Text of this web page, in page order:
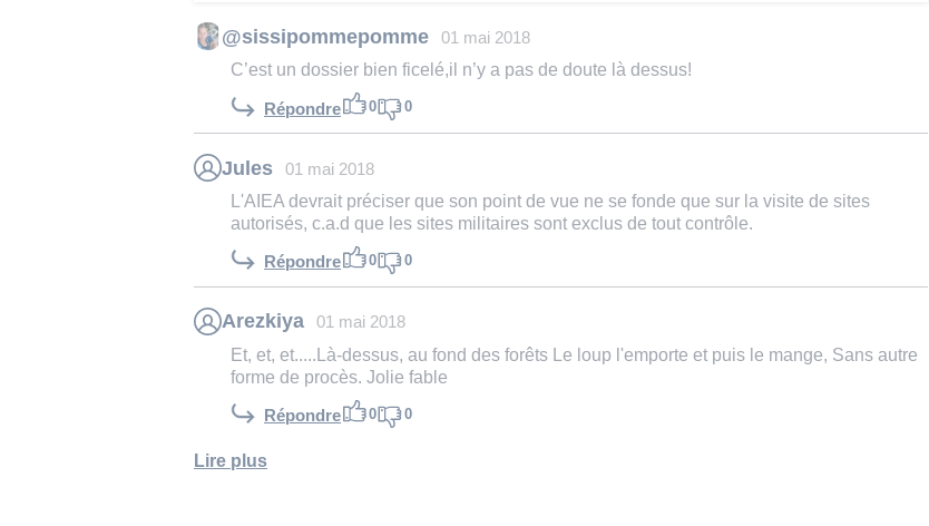
@sissipommepomme 01 mai 2018
C’est un dossier bien ficelé,il n’y a pas de doute là dessus!
Répondre 0 0
Jules 01 mai 2018
L'AIEA devrait préciser que son point de vue ne se fonde que sur la visite de sites
autorisés, c.a.d que les sites militaires sont exclus de tout contrôle.
Répondre 0 0
Arezkiya 01 mai 2018
Et, et, et.....Là-dessus, au fond des forêts Le loup l'emporte et puis le mange, Sans autre
forme de procès. Jolie fable
Répondre 0 0
Lire plus